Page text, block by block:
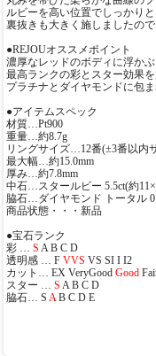
ルビーを高い位置でしっかり
裏抜きも大きく施しましたの
●REJOUオススメポイント
濃厚なレッドのボディに浮か
最高ランクの彩とスター効果
プラチナとダイヤモンドに包
●アイテムスペック
材質…Pt900
重量…約8.7g
リングサイズ…12番(±3番以内
最大幅…約15.0mm
厚み…約7.8mm
中石…スタールビー 5.5ct(約
脇石…ダイヤモンド トータル
商品状態・・・新品
●宝石ランク
彩 … S A B C D
透明感 … F VVS VS SI I I2
カット… EX VeryGood Good
スター … S A B C D
脇石… S AB C D E